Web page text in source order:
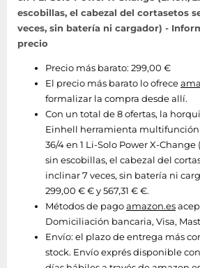
escobillas, el cabezal del cortasetos
veces, sin batería ni cargador) -
precio
Precio más barato: 299,00 €
El precio más barato lo ofrece
formalizar la compra desde allí.
Con un total de 8 ofertas, la
Einhell herramienta multifunción
36/4 en 1 Li-Solo Power X-Change
sin escobillas, el cabezal del
inclinar 7 veces, sin batería ni
299,00 € € y 567,31 € €.
Métodos de pagoamazon.es
Domiciliación bancaria, Visa,
Envío: el plazo de entrega más
stock. Envío exprés disponible